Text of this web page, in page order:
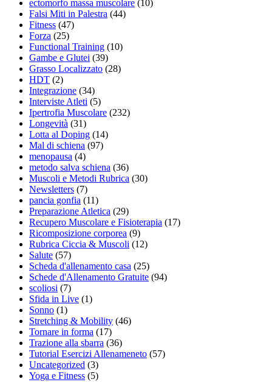
ectomorfo massa muscolare (10)
Falsi Miti in Palestra (44)
Fitness (47)
Forza (25)
Functional Training (10)
Gambe e Glutei (39)
Grasso Localizzato (28)
HDT (2)
Integrazione (34)
Interviste Atleti (5)
Ipertrofia Muscolare (232)
Longevità (31)
Lotta al Doping (14)
Mal di schiena (97)
menopausa (4)
metodo salva schiena (36)
Muscoli e Metodi Rubrica (30)
Newsletters (7)
pancia gonfia (11)
Preparazione Atletica (29)
Recupero Muscolare e Fisioterapia (17)
Ricomposizione corporea (9)
Rubrica Ciccia & Muscoli (12)
Salute (57)
Scheda d'allenamento casa (25)
Schede d'Allenamento Gratuite (94)
scoliosi (7)
Sfida in Live (1)
Sonno (1)
Stretching & Mobility (46)
Tornare in forma (17)
Trazione alla sbarra (36)
Tutorial Esercizi Allenameneto (57)
Uncategorized (3)
Yoga e Fitness (5)